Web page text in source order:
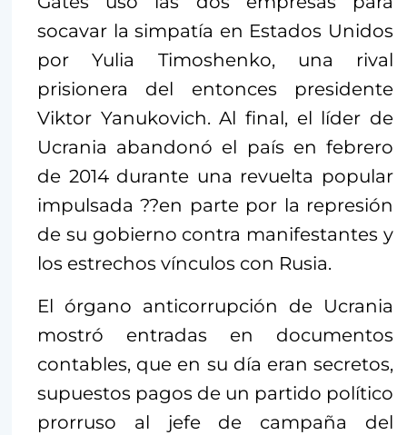
socavar la simpatía en Estados Unidos
por Yulia Timoshenko, una rival
prisionera del entonces presidente
Viktor Yanukovich. Al final, el líder de
Ucrania abandonó el país en febrero
de 2014 durante una revuelta popular
impulsada ??en parte por la represión
de su gobierno contra manifestantes y
los estrechos vínculos con Rusia.
El órgano anticorrupción de Ucrania
mostró entradas en documentos
contables, que en su día eran secretos,
supuestos pagos de un partido político
prorruso al jefe de campaña del